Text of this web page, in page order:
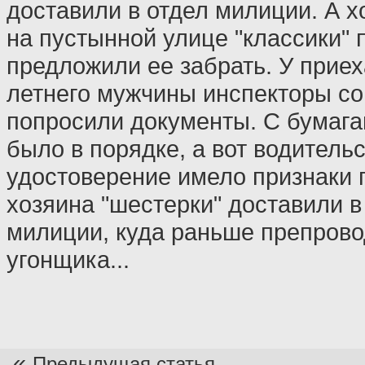
доставили в отдел милиции. А
на пустынной улице "классики"
предложили ее забрать. У
летнего мужчины инспекторы
попросили документы. С
было в порядке, а вот
удостоверение имело признаки
хозяина "шестерки" доставили
милиции, куда раньше
угонщика...